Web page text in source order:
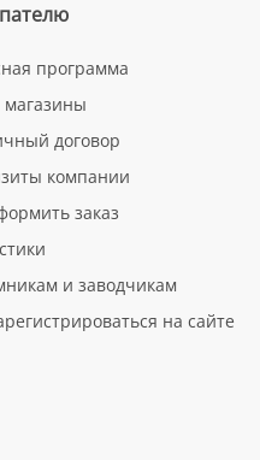
программа
договор
компании
заказ
и заводчикам
на сайте